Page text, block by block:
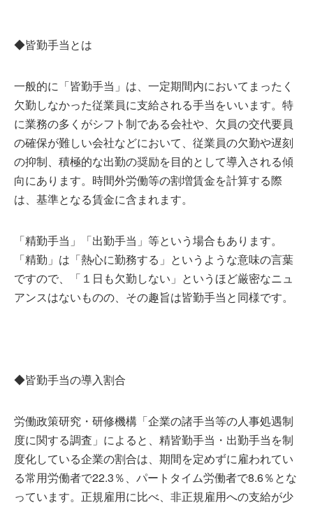
◆皆勤手当とは
一般的に「皆勤手当」は、一定期間内においてまったく
欠勤しなかった従業員に支給される手当をいいます。特
に業務の多くがシフト制である会社や、欠員の交代要員
の確保が難しい会社などにおいて、従業員の欠勤や遅刻
の抑制、積極的な出勤の奨励を目的として導入される傾
向にあります。時間外労働等の割増賃金を計算する際
は、基準となる賃金に含まれます。
「精勤手当」「出勤手当」等という場合もあります。
「精勤」は「熱心に勤務する」というような意味の言葉
ですので、「１日も欠勤しない」というほど厳密なニュ
アンスはないものの、その趣旨は皆勤手当と同様です。
◆皆勤手当の導入割合
労働政策研究・研修機構「企業の諸手当等の人事処遇制
度に関する調査」によると、精皆勤手当・出勤手当を制
度化している企業の割合は、期間を定めずに雇われてい
る常用労働者で22.3％、パートタイム労働者で8.6％とな
っています。正規雇用に比べ、非正規雇用への支給が少